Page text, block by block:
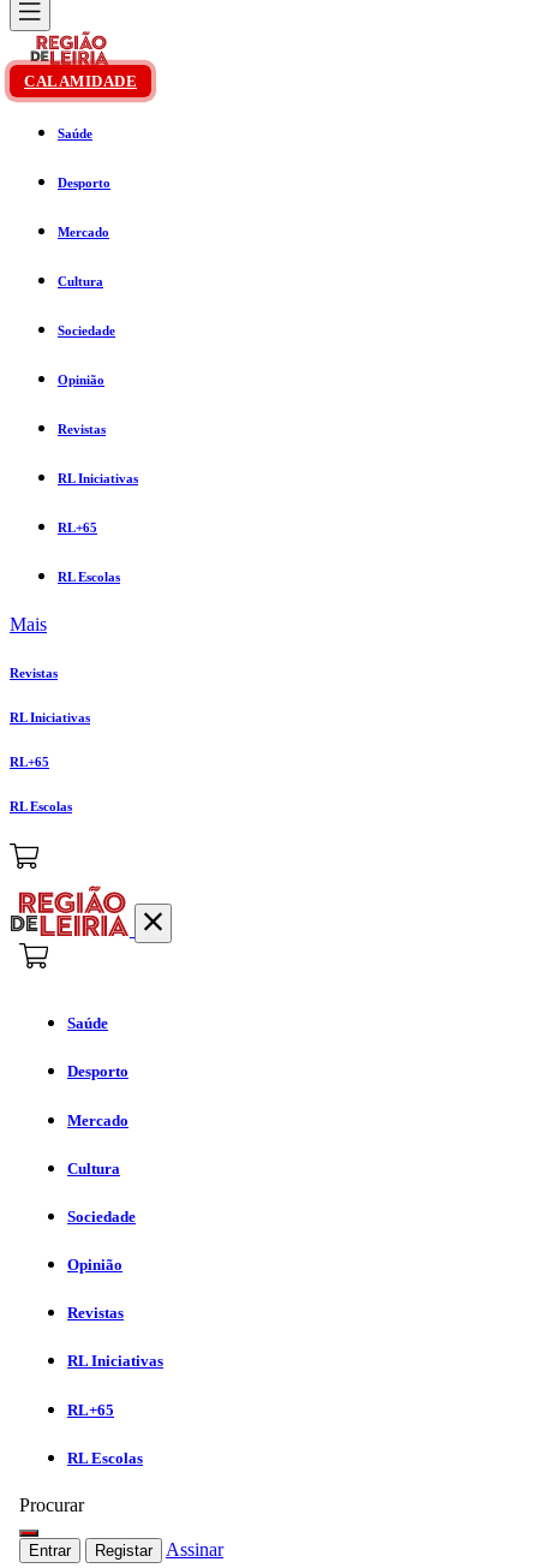
CALAMIDADE
Saúde
Desporto
Mercado
Cultura
Sociedade
Opinião
Revistas
RL Iniciativas
RL+65
RL Escolas
Mais
Revistas
RL Iniciativas
RL+65
RL Escolas
Saúde
Desporto
Mercado
Cultura
Sociedade
Opinião
Revistas
RL Iniciativas
RL+65
RL Escolas
Procurar
Entrar Registar Assinar